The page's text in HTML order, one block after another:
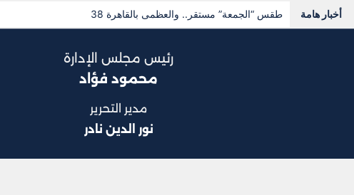
أخبار هامة الشافعي: لم أشارك بندوة “رواد الصحفيين”.. وأرفض كل أشكال التطبيع
رئيس مجلس الإدارة
محمود فؤاد
مدير التحرير
نور الدين نادر